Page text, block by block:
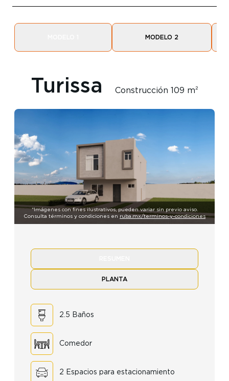
MODELO 2
Turissa Construcción 109 m²
*Imágenes con fines ilustrativos, pueden variar sin previo aviso.
Consulta términos y condiciones en ruba.mx/terminos-y-condiciones
PLANTA
2.5 Baños
Comedor
2 Espacios para estacionamiento